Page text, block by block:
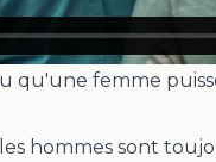
qu'une femme
hommes sont